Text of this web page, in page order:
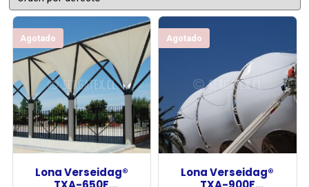
Agotado
Lona Verseidag®
Agotado
Lona Verseidag®